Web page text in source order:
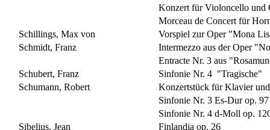
Konzert für Violoncello und
Morceau de Concert für
Schillings, Max von
Vorspiel zur Oper "Mona
Schmidt, Franz
Intermezzo aus der Oper
Entracte Nr. 3 aus
Schubert, Franz
Sinfonie Nr. 4 "Tragische"
Schumann, Robert
Konzertstück für Klavier
Sinfonie Nr. 3 Es-Dur op.
Sinfonie Nr. 4 d-Moll op.
Sibelius, Jean
Finlandia op. 26